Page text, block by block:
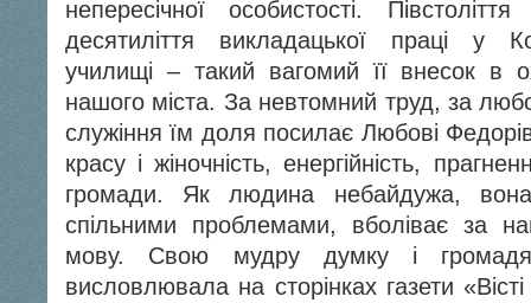
непересічної особистості.
десятиліття викладацької праці у
училищі – такий вагомий її внесок в
нашого міста. За невтомний труд, за
служіння їм доля посилає Любові
красу і жіночність, енергійність,
громади. Як людина небайдужа,
спільними проблемами, вболіває за
мову. Свою мудру думку і
висловлювала на сторінках газети